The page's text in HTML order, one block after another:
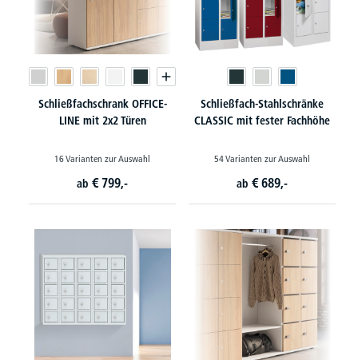
Schließfachschrank OFFICE-
LINE mit 2x2 Türen
16 Varianten zur Auswahl
ab € 799,-
Schließfach-Stahlschränke
CLASSIC mit fester Fachhöhe
54 Varianten zur Auswahl
ab € 689,-